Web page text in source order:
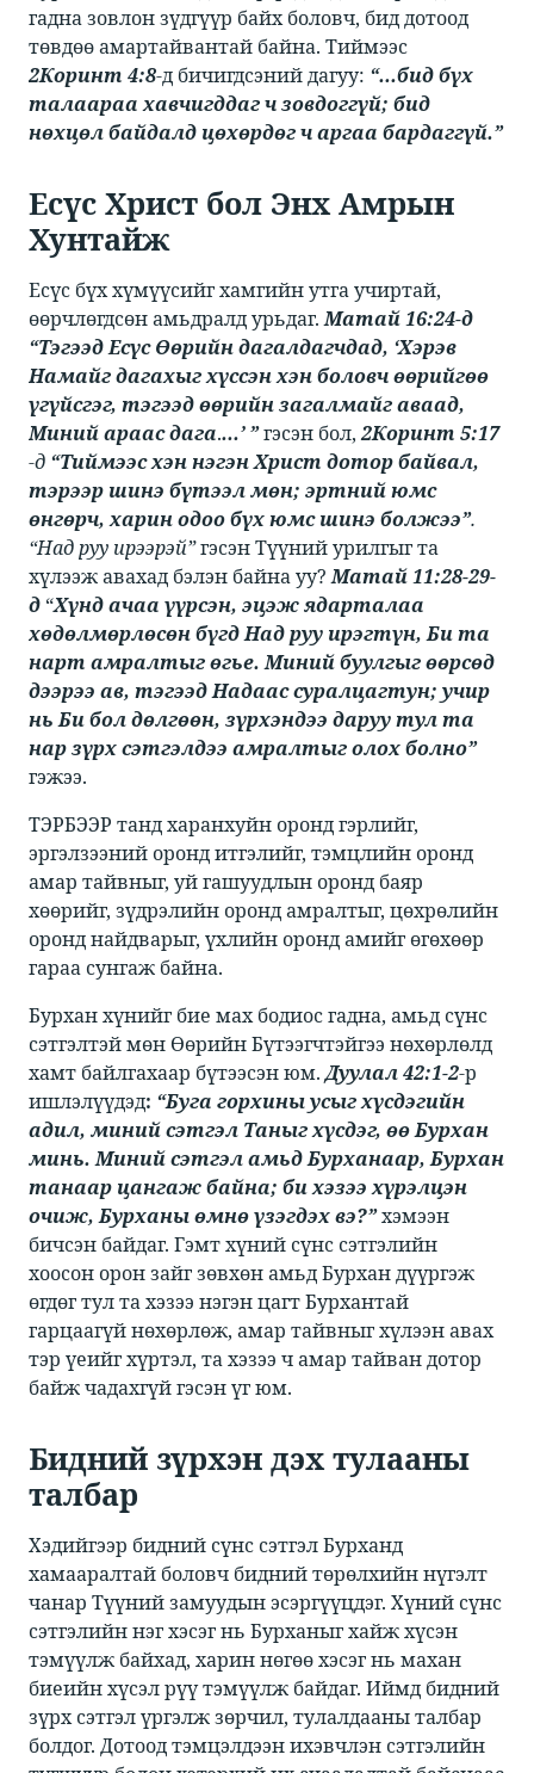
гадна зовлон зүдгүүр байх боловч, бид дотоод
төвдөө амартайвантай байна. Тиймээс ​​
2Коринт 4:8​​-д бичигдсэний дагуу: ​​ “...бид бүх
талаараа хавчигддаг ч зовдоггүй; бид
нөхцөл байдалд цөхөрдөг ч аргаа бардаггүй.”
Есүс Христ бол Энх Амрын
Хунтайж​
​​Есүс бүх хүмүүсийг хамгийн утга учиртай,
өөрчлөгдсөн амьдралд урьдаг. ​​Матай 16:24-д
“Тэгээд Есүс Өөрийн дагалдагчдад, ‘Хэрэв
Намайг дагахыг хүссэн хэн боловч өөрийгөө
үгүйсгэг, тэгээд өөрийн загалмайг аваад,
Миний араас дага​....’ ”​гэсэн бол, ​​2Коринт 5:17
-д “Тиймээс хэн нэгэн Христ дотор байвал,
тэрээр шинэ бүтээл мөн; эртний юмс
өнгөрч, харин одоо бүх юмс шинэ болжээ”.
“Над руу ирээрэй”​​ гэсэн Түүний урилгыг та
хүлээж авахад бэлэн байна уу? ​​Матай 11:28-29-
д ​ “​Хүнд ачаа үүрсэн, эцэж ядарталаа
хөдөлмөрлөсөн бүгд Над руу ирэгтүн, Би та
нарт амралтыг өгье. Миний буулгыг өөрсөд
дээрээ ав, тэгээд Надаас суралцагтун; учир
нь Би бол дөлгөөн, зүрхэндээ даруу тул та
нар зүрх сэтгэлдээ амралтыг олох болно”
гэжээ.​
ТЭРБЭЭР танд харанхуйн оронд гэрлийг,
эргэлзээний оронд итгэлийг, тэмцлийн оронд
амар тайвныг, уй гашуудлын оронд баяр
хөөрийг, зүдрэлийн оронд амралтыг, цөхрөлийн
оронд найдварыг, үхлийн оронд амийг өгөхөөр
гараа сунгаж байна. ​
​​Бурхан хүнийг бие мах бодиос гадна, амьд сүнс
сэтгэлтэй мөн Өөрийн Бүтээгчтэйгээ нөхөрлөлд
хамт байлгахаар бүтээсэн юм. ​​Дуулал 42:1-2​​-р
ишлэлүүдэд​: “Буга горхины усыг хүсдэгийн
адил, миний сэтгэл Таныг хүсдэг, өө Бурхан
минь. Миний сэтгэл амьд Бурханаар, Бурхан
танаар цангаж байна; би хэзээ хүрэлцэн
очиж, Бурханы өмнө үзэгдэх вэ?”​​ хэмээн
бичсэн байдаг. Гэмт хүний сүнс сэтгэлийн
хоосон орон зайг зөвхөн амьд Бурхан дүүргэж
өгдөг тул та хэзээ нэгэн цагт Бурхантай
гарцаагүй нөхөрлөж, амар тайвныг хүлээн авах
тэр үеийг хүртэл, та хэзээ ч амар тайван дотор
байж чадахгүй гэсэн үг юм.​
Бидний зүрхэн дэх тулааны
талбар​
Хэдийгээр бидний сүнс сэтгэл Бурханд
хамааралтай боловч бидний төрөлхийн нүгэлт
чанар Түүний замуудын эсэргүүцдэг. Хүний сүнс
сэтгэлийн нэг хэсэг нь Бурханыг хайж хүсэн
тэмүүлж байхад, харин нөгөө хэсэг нь махан
биеийн хүсэл рүү тэмүүлж байдаг. Иймд бидний
зүрх сэтгэл үргэлж зөрчил, тулалдааны талбар
болдог. Дотоод тэмцэлдээн ихэвчлэн сэтгэлийн